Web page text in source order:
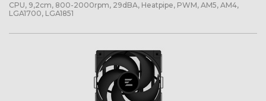
CPU, 9,2cm, 800-2000rpm, 29dBA, Heatpipe, PWM, AM5, AM4,
LGA1700, LGA1851